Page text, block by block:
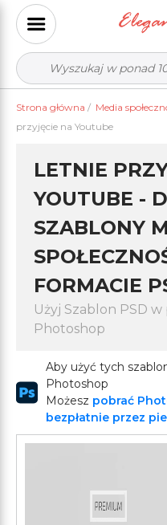
Strona główna / Media
przyjęcie na Youtube
LETNIE
YOUTUBE -
SZABLONY
FORMACIE
Użyj Szablon PSD
Photoshop
Aby użyć tych
Photoshop
Możesz pobrać
bezpłatnie przez